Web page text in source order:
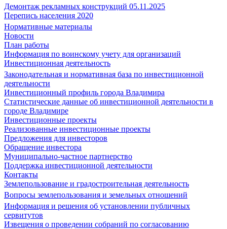
Демонтаж рекламных конструкций 05.11.2025
Перепись населения 2020
Нормативные материалы
Новости
План работы
Информация по воинскому учету для организаций
Инвестиционная деятельность
Законодательная и нормативная база по инвестиционной
деятельности
Инвестиционный профиль города Владимира
Статистические данные об инвестиционной деятельности в
городе Владимире
Инвестиционные проекты
Реализованные инвестиционные проекты
Предложения для инвесторов
Обращение инвестора
Муниципально-частное партнерство
Поддержка инвестиционной деятельности
Контакты
Землепользование и градостроительная деятельность
Вопросы землепользования и земельных отношений
Информация и решения об установлении публичных
сервитутов
Извещения о проведении собраний по согласованию